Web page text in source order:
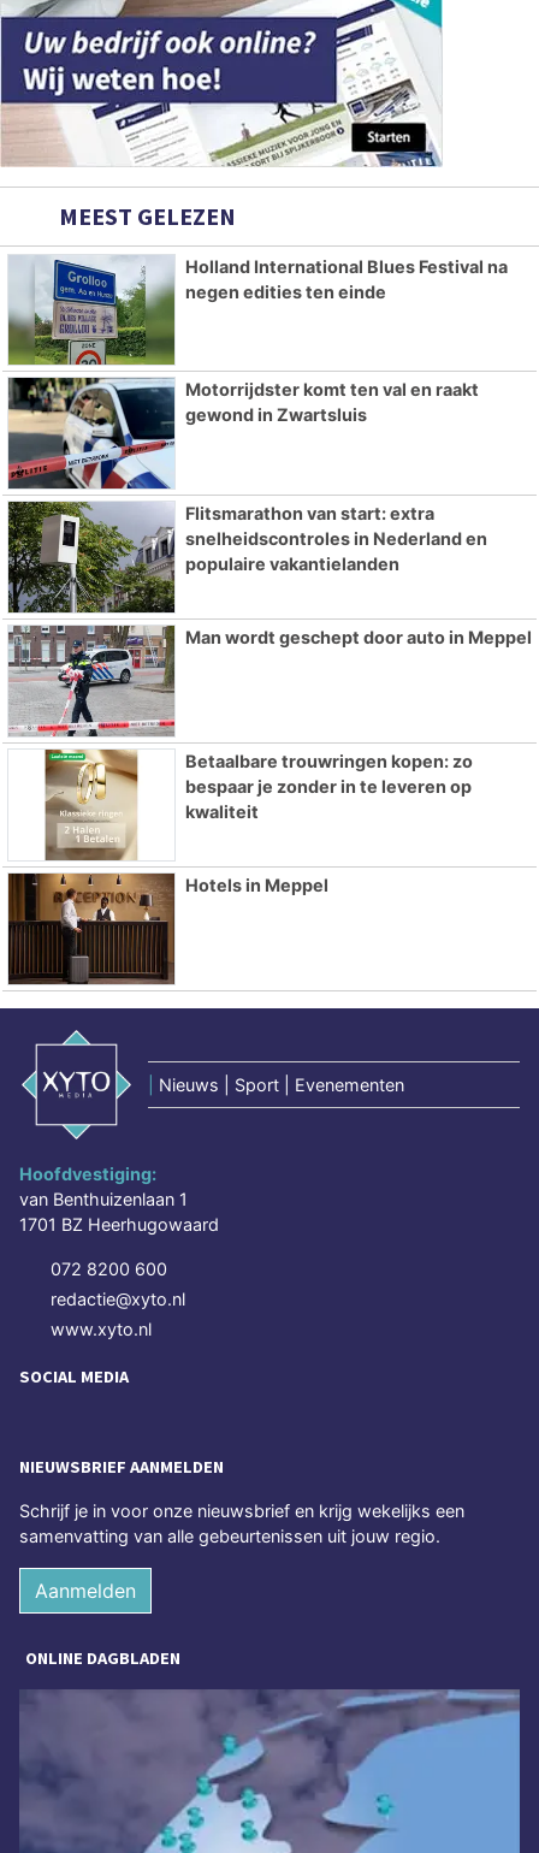
MEEST GELEZEN
Holland International Blues Festival na
negen edities ten einde
Motorrijdster komt ten val en raakt
gewond in Zwartsluis
Flitsmarathon van start: extra
snelheidscontroles in Nederland en
populaire vakantielanden
Man wordt geschept door auto in Meppel
Betaalbare trouwringen kopen: zo
bespaar je zonder in te leveren op
kwaliteit
Hotels in Meppel
Nieuws | Sport | Evenementen
Hoofdvestiging:
van Benthuizenlaan 1
1701 BZ Heerhugowaard
072 8200 600
redactie@xyto.nl
www.xyto.nl
SOCIAL MEDIA
NIEUWSBRIEF AANMELDEN
Schrijf je in voor onze nieuwsbrief en krijg wekelijks een
samenvatting van alle gebeurtenissen uit jouw regio.
Aanmelden
ONLINE DAGBLADEN